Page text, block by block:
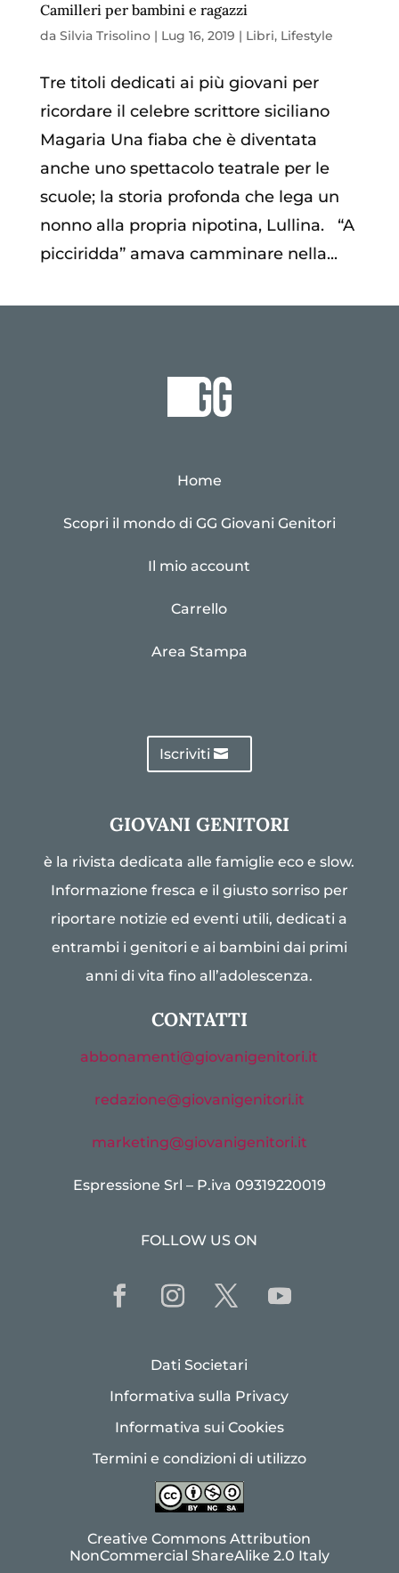
Camilleri per bambini e ragazzi
da Silvia Trisolino| Lug 16, 2019 | Libri, Lifestyle
Tre titoli dedicati ai più giovani per
ricordare il celebre scrittore siciliano
Magaria Una fiaba che è diventata
anche uno spettacolo teatrale per le
scuole; la storia profonda che lega un
nonno alla propria nipotina, Lullina. “A
picciridda” amava camminare nella...
Home
Scopri il mondo di GG Giovani Genitori
Il mio account
Carrello
Area Stampa
Iscriviti
GIOVANI GENITORI
è la rivista dedicata alle famiglie eco e slow.
Informazione fresca e il giusto sorriso per
riportare notizie ed eventi utili, dedicati a
entrambi i genitori e ai bambini dai primi
anni di vita fino all’adolescenza.
CONTATTI
abbonamenti@giovanigenitori.it
redazione@giovanigenitori.it
marketing@giovanigenitori.it
Espressione Srl – P.iva 09319220019
FOLLOW US ON
Dati Societari
Informativa sulla Privacy
Informativa sui Cookies
Termini e condizioni di utilizzo
Creative Commons Attribution
NonCommercial ShareAlike 2.0 Italy